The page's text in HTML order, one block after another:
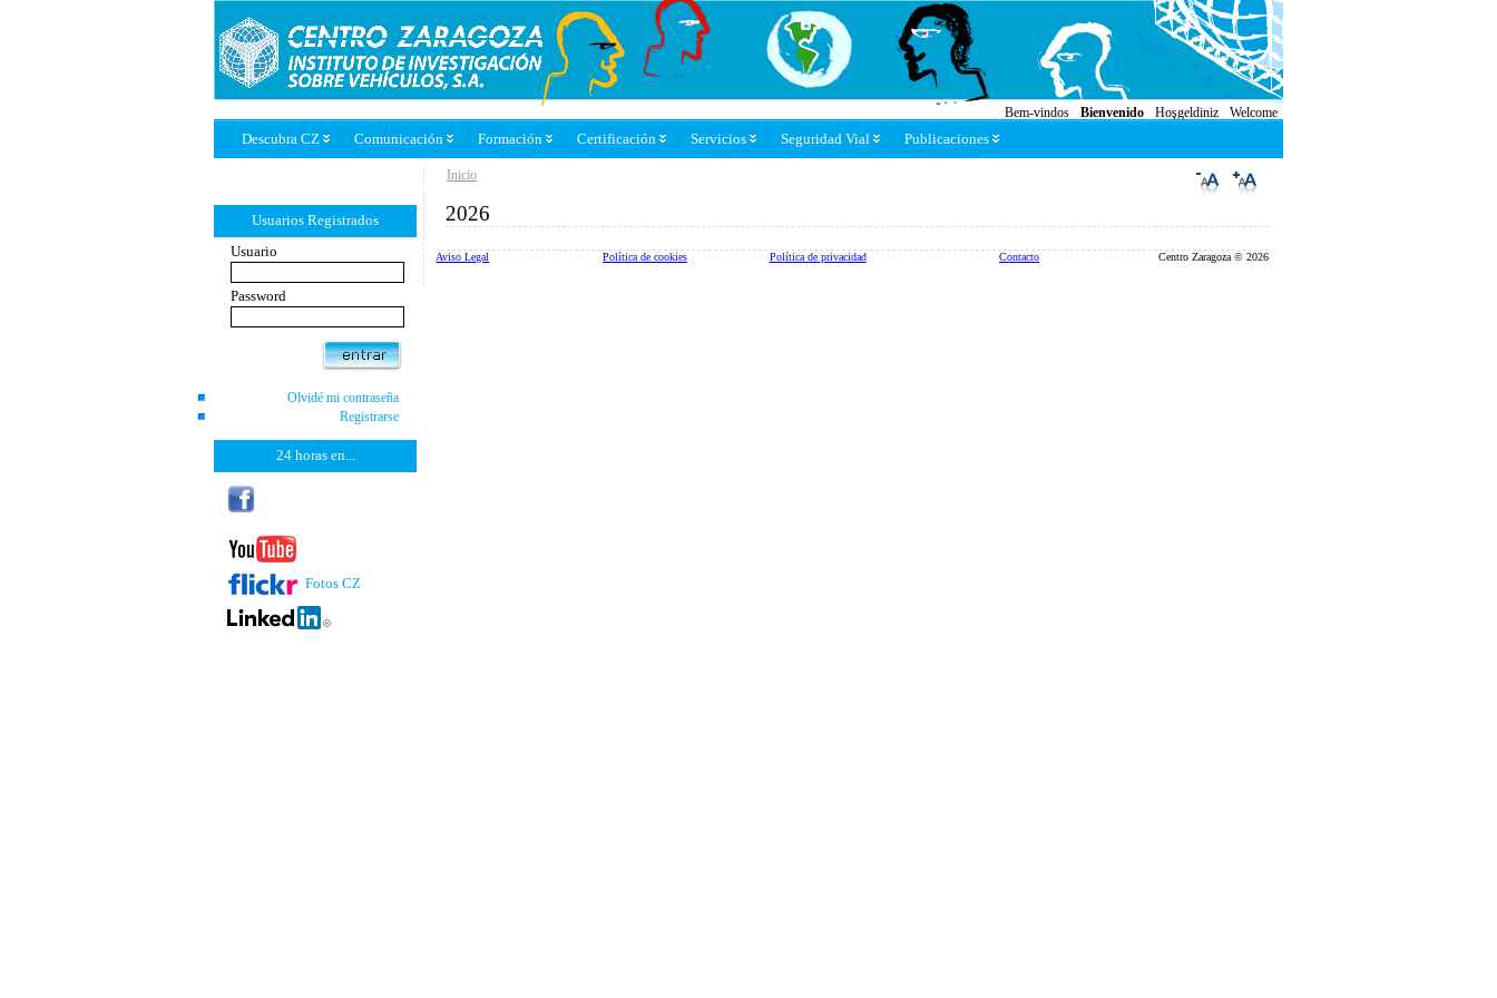
Welcome
Hoşgeldiniz
Bienvenido
Bem-vindos
Descubra CZ Comunicación Formación Certificación Servicios Seguridad Vial Publicaciones
Usuarios Registrados
Usuario
Password
Olvidé mi contraseña
Registrarse
24 horas en...
Fotos CZ
Inicio
2026
Aviso Legal Política de cookies Política de privacidad Contacto Centro Zaragoza © 2026